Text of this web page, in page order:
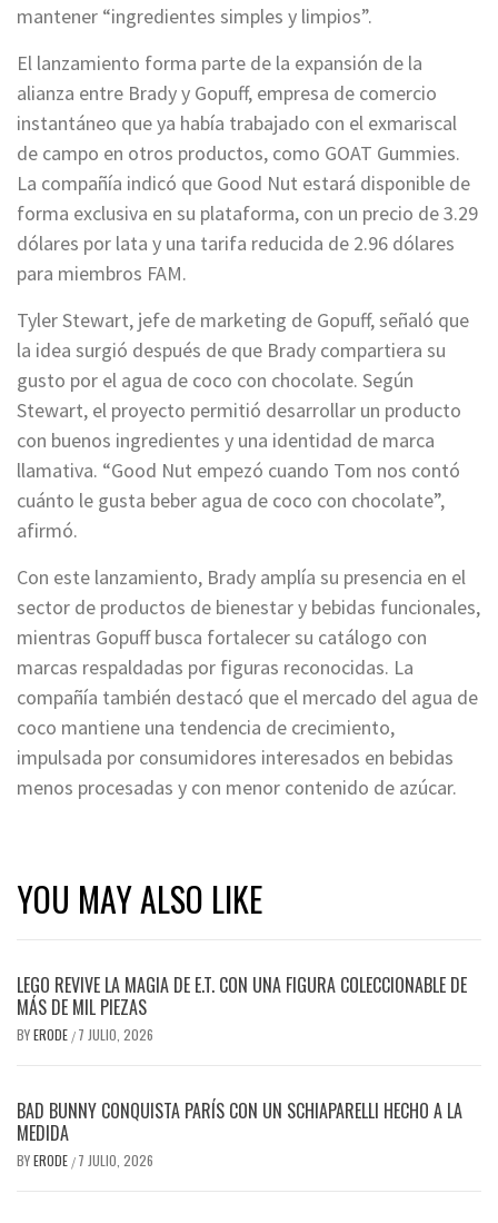
mantener “ingredientes simples y limpios”.
El lanzamiento forma parte de la expansión de la
alianza entre Brady y Gopuff, empresa de comercio
instantáneo que ya había trabajado con el exmariscal
de campo en otros productos, como GOAT Gummies.
La compañía indicó que Good Nut estará disponible de
forma exclusiva en su plataforma, con un precio de 3.29
dólares por lata y una tarifa reducida de 2.96 dólares
para miembros FAM.
Tyler Stewart, jefe de marketing de Gopuff, señaló que
la idea surgió después de que Brady compartiera su
gusto por el agua de coco con chocolate. Según
Stewart, el proyecto permitió desarrollar un producto
con buenos ingredientes y una identidad de marca
llamativa. “Good Nut empezó cuando Tom nos contó
cuánto le gusta beber agua de coco con chocolate”,
afirmó.
Con este lanzamiento, Brady amplía su presencia en el
sector de productos de bienestar y bebidas funcionales,
mientras Gopuff busca fortalecer su catálogo con
marcas respaldadas por figuras reconocidas. La
compañía también destacó que el mercado del agua de
coco mantiene una tendencia de crecimiento,
impulsada por consumidores interesados en bebidas
menos procesadas y con menor contenido de azúcar.
YOU MAY ALSO LIKE
LEGO REVIVE LA MAGIA DE E.T. CON UNA FIGURA COLECCIONABLE DE
MÁS DE MIL PIEZAS
BYERODE / 7 JULIO, 2026
BAD BUNNY CONQUISTA PARÍS CON UN SCHIAPARELLI HECHO A LA
MEDIDA
BYERODE / 7 JULIO, 2026